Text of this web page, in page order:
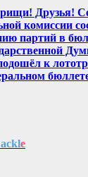
Друзья!
комиссии
партий в
к
e